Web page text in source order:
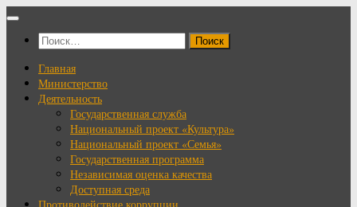
Перейти
содержимому
Найти:
Главная
Министерство
Деятельность
Государственная служба
Национальный проект «Культура»
Национальный проект «Семья»
Государственная программа
Независимая оценка качества
Доступная среда